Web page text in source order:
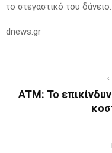
το στεγαστικό του δάνειο.
dnews.gr
ATM: Το